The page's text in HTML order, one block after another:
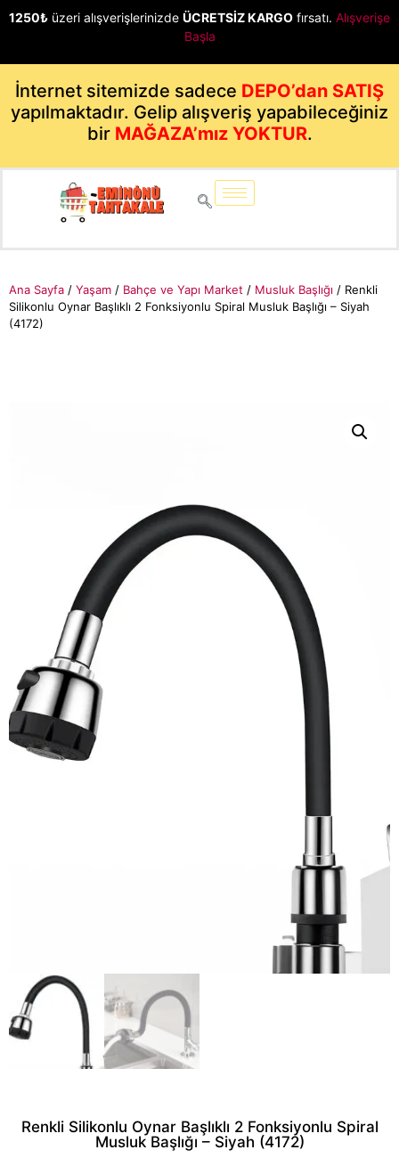
1250₺ üzeri alışverişlerinizde ÜCRETSİZ KARGO fırsatı. Alışverişe
Başla
İnternet sitemizde sadece DEPO’dan SATIŞ
yapılmaktadır. Gelip alışveriş yapabileceğiniz
bir MAĞAZA’mız YOKTUR.
Ana Sayfa / Yaşam / Bahçe ve Yapı Market / Musluk Başlığı / Renkli
Silikonlu Oynar Başlıklı 2 Fonksiyonlu Spiral Musluk Başlığı – Siyah
(4172)
Renkli Silikonlu Oynar Başlıklı 2 Fonksiyonlu Spiral
Musluk Başlığı – Siyah (4172)